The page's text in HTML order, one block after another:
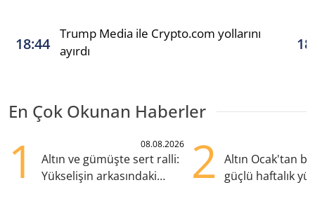
18:44
Trump Media ile Crypto.com yollarını
ayırdı
En Çok Okunan Haberler
1 08.08.2026
Altın ve gümüşte sert ralli:
Yükselişin arkasındaki
2
Altın Ocak'tan
güçlü haftalık